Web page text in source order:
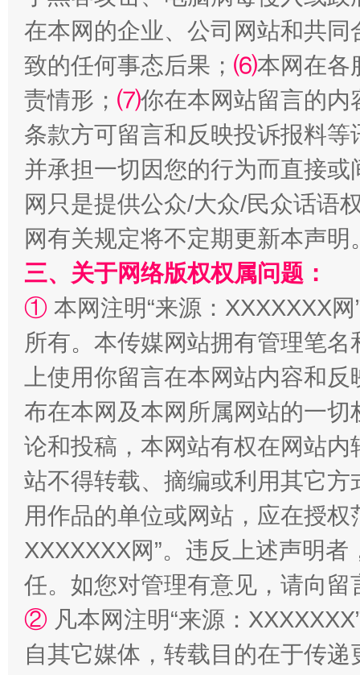
在本网的企业、公司网站和共
致的任何事态后果； ⑹本网在各
责情形； ⑺你在本网站留言的内
条款方可留言和反映投诉报料
并承担一切因您的行为而直接
网只是提供公众/大众/民众话语
网有关规定将不定期更新本声明
三、关于网络版权权属问题：
① 本网注明“来源：XXXXXXX
所有。本传媒网站拥有管理笔
上使用你留言在本网站内容和
布在本网及本网所属网站的一
论和投稿，本网站有权在网站
站不得转载、摘编或利用其它
用作品的单位或网站，应在授
XXXXXXX网”。违反上述声明
任。如您对管理有意见，请向
② 凡本网注明“来源：
自其它媒体，转载目的在于传